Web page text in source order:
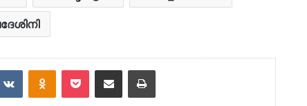
VKontakteOdnoklassniki
Pocket Share via Email Print